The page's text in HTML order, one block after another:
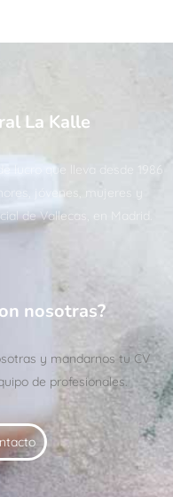
La Kalle
lucro que lleva desde 1986
jóvenes, mujeres y
de Vallecas, en Madrid.
nosotras?
y mandarnos tu CV
de profesionales.